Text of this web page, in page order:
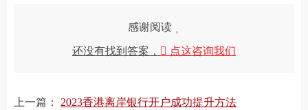
感谢阅读
还没有找到答案， 点这咨询我们
上一篇： 2023香港离岸银行开户成功提升方法